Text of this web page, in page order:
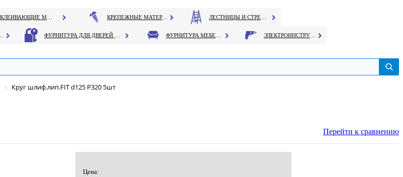
Круг шлиф.лип.FIT d125 Р320 5шт
Перейти к сравнению
Цена: